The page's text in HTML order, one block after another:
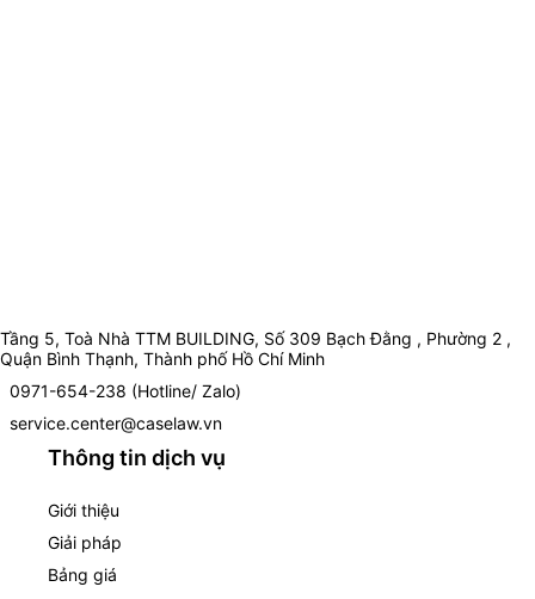
Tầng 5, Toà Nhà TTM BUILDING, Số 309 Bạch Đằng , Phường 2 ,
Quận Bình Thạnh, Thành phố Hồ Chí Minh
0971-654-238 (Hotline/ Zalo)
service.center@caselaw.vn
Thông tin dịch vụ
Giới thiệu
Giải pháp
Bảng giá